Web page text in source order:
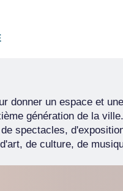
donner un espace et
génération de la ville.
spectacles,
de culture, de